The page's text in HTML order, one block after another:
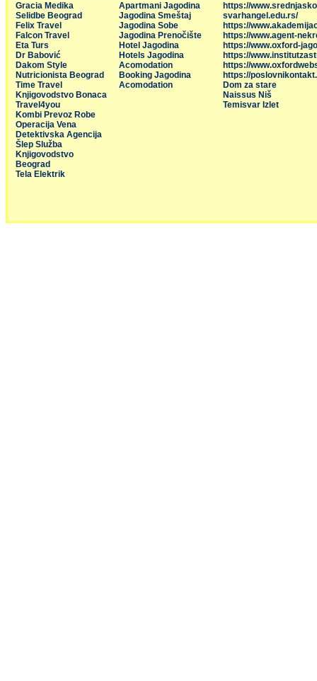
Gracia Medika
Selidbe Beograd
Felix Travel
Falcon Travel
Eta Turs
Dr Babović
Dakom Style
Nutricionista Beograd
Time Travel
Knjigovodstvo Bonaca
Travel4you
Kombi Prevoz Robe
Operacija Vena
Detektivska Agencija
Šlep Služba
Knjigovodstvo
Beograd
Tela Elektrik
Apartmani Jagodina
Jagodina Smeštaj
Jagodina Sobe
Jagodina Prenočište
Hotel Jagodina
Hotels Jagodina
Acomodation
Booking Jagodina
Acomodation
https://
svarhangel.edu.rs/
https://
https://www.agent-
https://www.oxford-
https://
https://
https://
Dom za stare
Naissus Niš
Temisvar Izlet